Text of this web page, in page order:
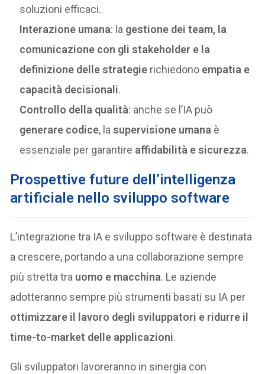
soluzioni efficaci.
Interazione umana: la gestione dei team, la
comunicazione con gli stakeholder e la
definizione delle strategie richiedono empatia e
capacità decisionali.
Controllo della qualità: anche se l’IA può
generare codice, lasupervisione umana è
essenziale per garantire affidabilità e sicurezza.
Prospettive future dell’intelligenza
artificiale nello sviluppo software
L’integrazione tra IA e sviluppo software è destinata
a crescere, portando a una collaborazione sempre
più stretta tra uomo e macchina. Le aziende
adotteranno sempre più strumenti basati su IA per
ottimizzare il lavoro degli sviluppatori e ridurre il
time-to-market delle applicazioni.
Gli sviluppatori lavoreranno in sinergia con